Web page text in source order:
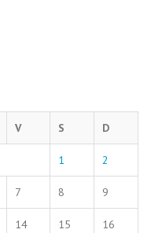
V S D
1 2
7 8 9
14 15 16